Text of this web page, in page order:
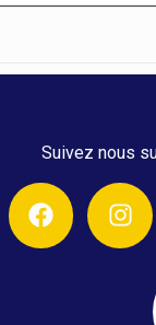
Suivez nous